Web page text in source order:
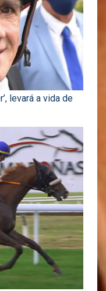
levará a vida de